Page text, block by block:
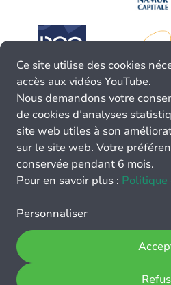
Ce site utilise des cookies
accès aux vidéos YouTube.
Nous demandons votre
de cookies d’analyses
site web utiles à son
sur le site web. Votre
conservée pendant 6 mois.
Pour en savoir plus : Politique
Personnaliser